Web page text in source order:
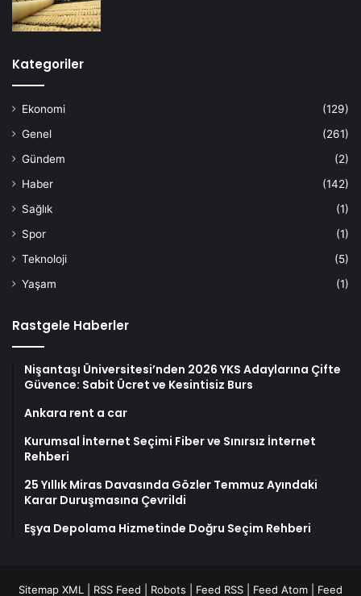
Kategoriler
Ekonomi
(129)
Genel
(261)
Gündem
(2)
Haber
(142)
Sağlık
(1)
Spor
(1)
Teknoloji
(5)
Yaşam
(1)
Rastgele Haberler
Nişantaşı Üniversitesi’nden 2026 YKS Adaylarına Çifte
Güvence: Sabit Ücret ve Kesintisiz Burs
Ankara rent a car
Kurumsal İnternet Seçimi Fiber ve Sınırsız İnternet
Rehberi
25 Yıllık Miras Davasında Gözler Temmuz Ayındaki
Karar Duruşmasına Çevrildi
Eşya Depolama Hizmetinde Doğru Seçim Rehberi
Sitemap XML RSS Feed Robots Feed RSS Feed Atom Feed